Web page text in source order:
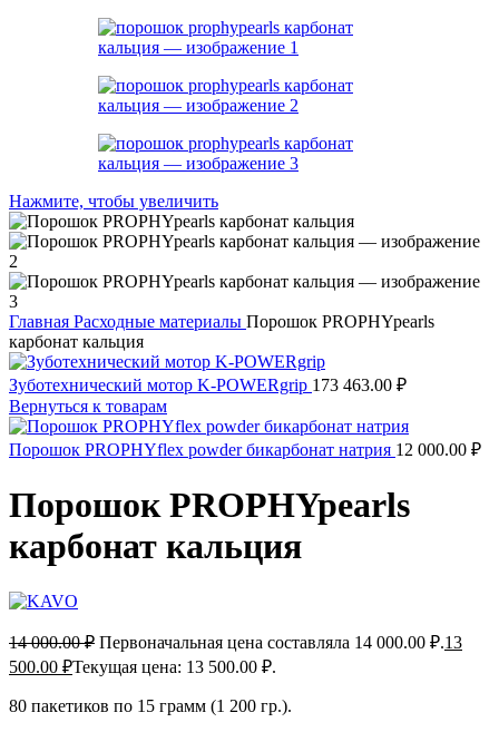
Нажмите, чтобы увеличить
Главная Расходные материалы Порошок PROPHYpearls
карбонат кальция
Зуботехнический мотор K-POWERgrip 173 463.00 ₽
Вернуться к товарам
Порошок PROPHYflex powder бикарбонат натрия 12 000.00 ₽
Порошок PROPHYpearls
карбонат кальция
14 000.00₽ Первоначальная цена составляла 14 000.00 ₽.13
500.00 ₽Текущая цена: 13 500.00 ₽.
80 пакетиков по 15 грамм (1 200 гр.).